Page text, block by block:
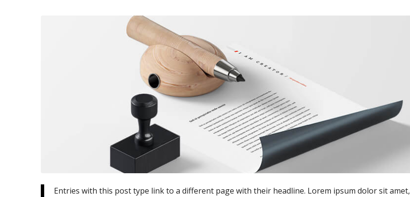
Entries with this post type link to a different page with their headline. Lorem ipsum dolor sit amet,